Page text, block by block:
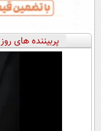
پربیننده های روز